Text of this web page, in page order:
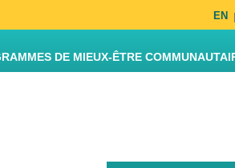
EN
DE MIEUX-ÊTRE